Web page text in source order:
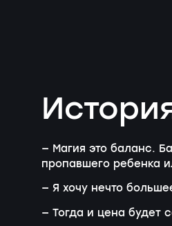
— Магия это баланс.
пропавшего ребенка
— Я хочу нечто
— Тогда и цена будет